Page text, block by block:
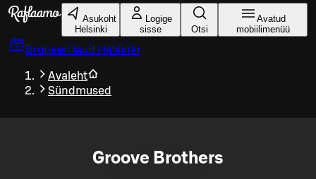
Liigu peamise sisu juurde
Asukoht
Helsinki
Logige
sisse
Otsi
Avatud
mobiilimenüü
Broneeri laud Helsinki
Avaleht
Sündmused
Groove Brothers